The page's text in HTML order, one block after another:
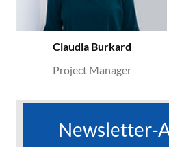
Claudia Burkard
Project Manager
Newsletter-